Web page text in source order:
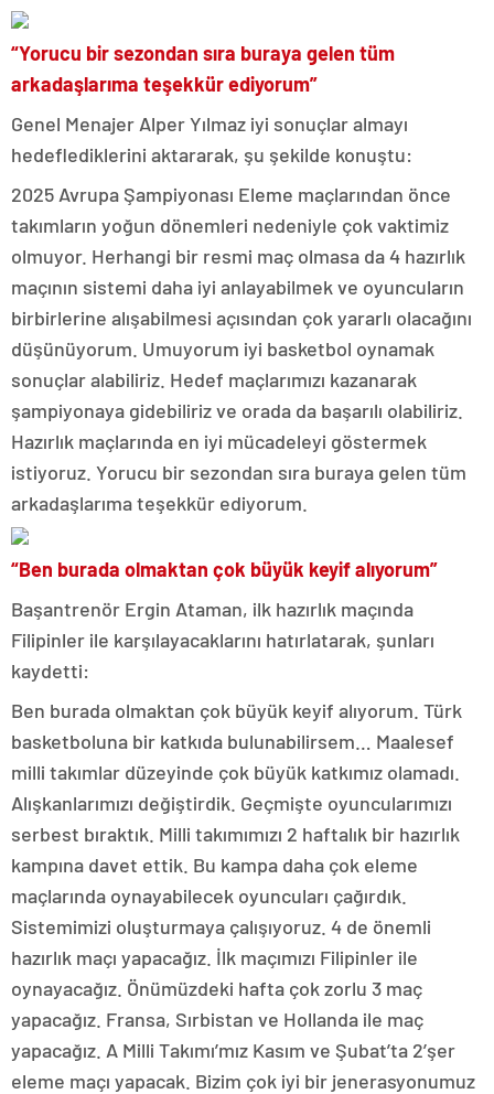
“Yorucu bir sezondan sıra buraya gelen tüm
arkadaşlarıma teşekkür ediyorum”
Genel Menajer Alper Yılmaz iyi sonuçlar almayı
hedeflediklerini aktararak, şu şekilde konuştu:
2025 Avrupa Şampiyonası Eleme maçlarından önce
takımların yoğun dönemleri nedeniyle çok vaktimiz
olmuyor. Herhangi bir resmi maç olmasa da 4 hazırlık
maçının sistemi daha iyi anlayabilmek ve oyuncuların
birbirlerine alışabilmesi açısından çok yararlı olacağını
düşünüyorum. Umuyorum iyi basketbol oynamak
sonuçlar alabiliriz. Hedef maçlarımızı kazanarak
şampiyonaya gidebiliriz ve orada da başarılı olabiliriz.
Hazırlık maçlarında en iyi mücadeleyi göstermek
istiyoruz. Yorucu bir sezondan sıra buraya gelen tüm
arkadaşlarıma teşekkür ediyorum.
“Ben burada olmaktan çok büyük keyif alıyorum”
Başantrenör Ergin Ataman, ilk hazırlık maçında
Filipinler ile karşılayacaklarını hatırlatarak, şunları
kaydetti:
Ben burada olmaktan çok büyük keyif alıyorum. Türk
basketboluna bir katkıda bulunabilirsem… Maalesef
milli takımlar düzeyinde çok büyük katkımız olamadı.
Alışkanlarımızı değiştirdik. Geçmişte oyuncularımızı
serbest bıraktık. Milli takımımızı 2 haftalık bir hazırlık
kampına davet ettik. Bu kampa daha çok eleme
maçlarında oynayabilecek oyuncuları çağırdık.
Sistemimizi oluşturmaya çalışıyoruz. 4 de önemli
hazırlık maçı yapacağız. İlk maçımızı Filipinler ile
oynayacağız. Önümüzdeki hafta çok zorlu 3 maç
yapacağız. Fransa, Sırbistan ve Hollanda ile maç
yapacağız. A Milli Takımı’mız Kasım ve Şubat’ta 2’şer
eleme maçı yapacak. Bizim çok iyi bir jenerasyonumuz